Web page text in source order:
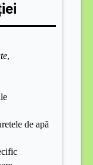
,
de apă